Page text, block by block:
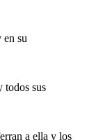
en su
todos sus
a ella y los